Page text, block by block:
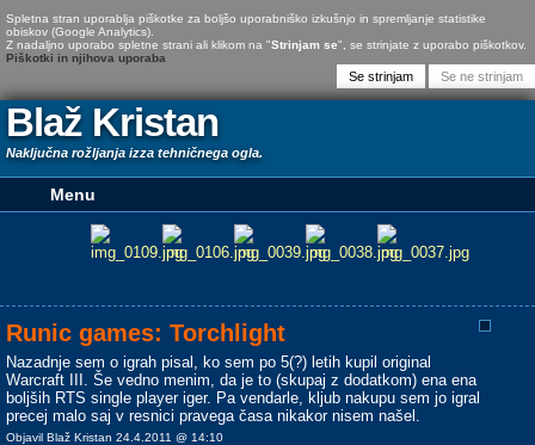
Spletna stran uporablja piškotke za boljšo uporabniško izkušnjo in spremljanje statistike
obiskov (Google Analytics).
Z nadaljno uporabo spletne strani ali klikom na "Strinjam se", se strinjate z uporabo piškotkov.
Piškotki in njihova uporaba
Blaž Kristan
Naključna rožljanja izza tehničnega ogla.
Runic games: Torchlight
Nazadnje sem o igrah pisal, ko sem po 5(?) letih kupil original
Warcraft III. Še vedno menim, da je to (skupaj z dodatkom) ena ena
boljših RTS single player iger. Pa vendarle, kljub nakupu sem jo igral
precej malo saj v resnici pravega časa nikakor nisem našel.
Objavil Blaž Kristan 24.4.2011 @ 14:10